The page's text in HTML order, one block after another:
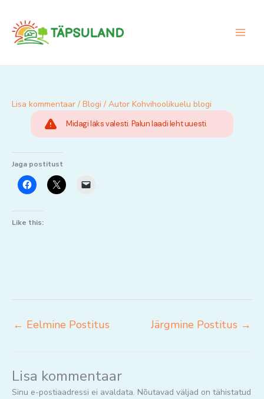
content
Lisa kommentaar / Blogi / Autor Kohvihoolikuelu blogi
Midagi läks valesti. Palun laadi leht uuesti.
Jaga postitust
Like this:
← Eelmine Postitus Järgmine Postitus →
Lisa kommentaar
Sinu e-postiaadressi ei avaldata. Nõutavad väljad on tähistatud